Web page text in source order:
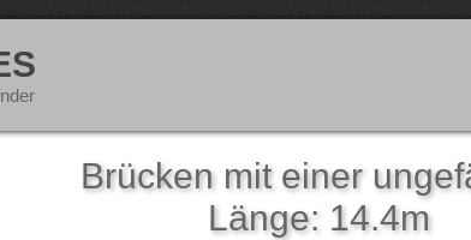
Brücken mit einer
Länge: 14.4m